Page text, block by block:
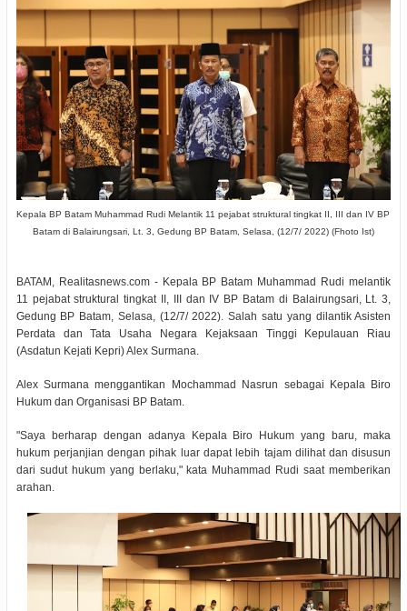
KepalaBP Batam Muhammad Rudi Melantik 11 pejabat struktural tingkat II, III dan IV BP
Batam di Balairungsari, Lt. 3, Gedung BP Batam, Selasa, (12/7/ 2022) (Fhoto Ist)
BATAM, Realitasnews.com - Kepala BP Batam Muhammad Rudi melantik
11 pejabat struktural tingkat II, III dan IV BP Batam di Balairungsari, Lt. 3,
Gedung BP Batam, Selasa, (12/7/ 2022). Salah satu yang dilantik Asisten
Perdata dan Tata Usaha Negara Kejaksaan Tinggi Kepulauan Riau
(Asdatun Kejati Kepri) Alex Surmana.
Alex Surmana menggantikan Mochammad Nasrun sebagai Kepala Biro
Hukum dan Organisasi BP Batam.
"Saya berharap dengan adanya Kepala Biro Hukum yang baru, maka
hukum perjanjian dengan pihak luar dapat lebih tajam dilihat dan disusun
dari sudut hukum yang berlaku," kata Muhammad Rudi saat memberikan
arahan.